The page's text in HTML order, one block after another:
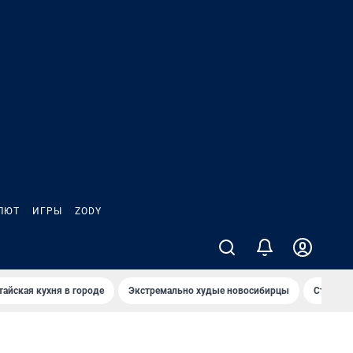
ИГРЫ ZODY
кухня в городе Экстремально худые новосибирцы Старт